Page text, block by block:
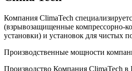
Компания ClimaTech
(взрывозащищенные компрессорно-
установки) и установок для чистых
Производственные мощности
Производство Компания